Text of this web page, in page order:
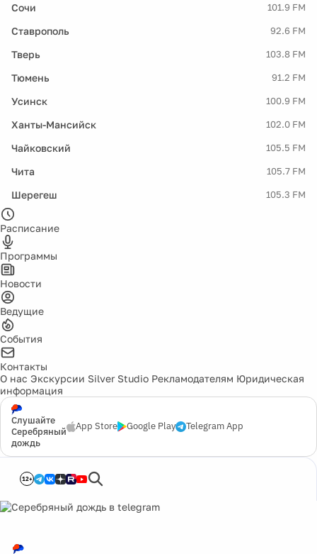
Сочи 101.9 FM
Ставрополь 92.6 FM
Тверь 103.8 FM
Тюмень 91.2 FM
Усинск 100.9 FM
Ханты-Мансийск 102.0 FM
Чайковский 105.5 FM
Чита 105.7 FM
Шерегеш 105.3 FM
Расписание
Программы
Новости
Ведущие
События
Контакты
О нас Экскурсии Silver Studio Рекламодателям Юридическая
информация
Слушайте
Серебряный
дождь
App Store Google Play Telegram App
12+